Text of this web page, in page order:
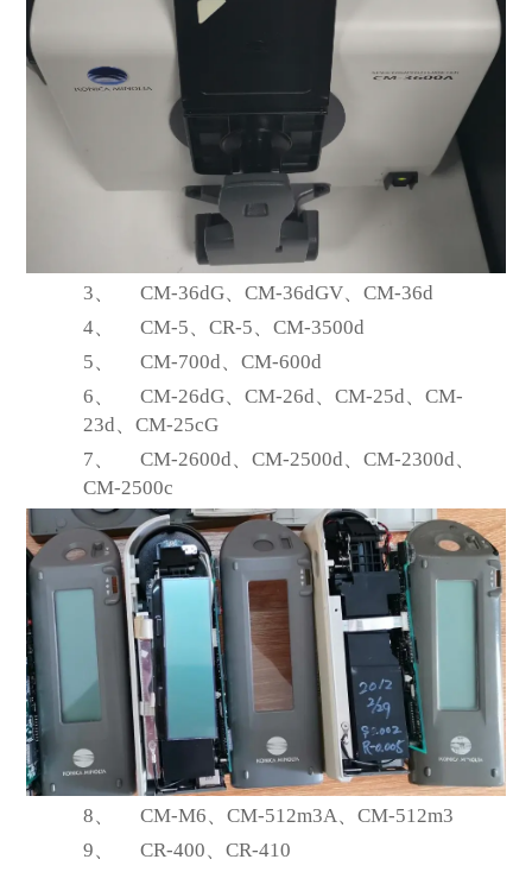
3、 CM-36dG、CM-36dGV、CM-36d
4、
CM-5、CR-5、CM-3500d
5、
CM-700d、CM-600d
6、
CM-26dG、CM-26d、CM-25d、CM-
23d、CM-25cG
7、
CM-2600d、CM-2500d、CM-2300d、
CM-2500c
8、 CM-M6、CM-512m3A、CM-512m3
9、
CR-400、CR-410